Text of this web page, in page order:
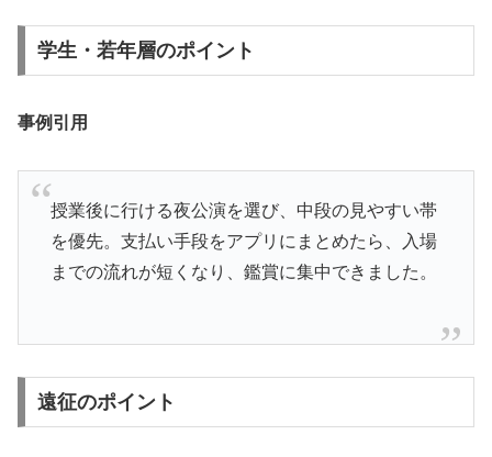
学生・若年層のポイント
事例引用
授業後に行ける夜公演を選び、中段の見やすい帯
を優先。支払い手段をアプリにまとめたら、入場
までの流れが短くなり、鑑賞に集中できました。
遠征のポイント